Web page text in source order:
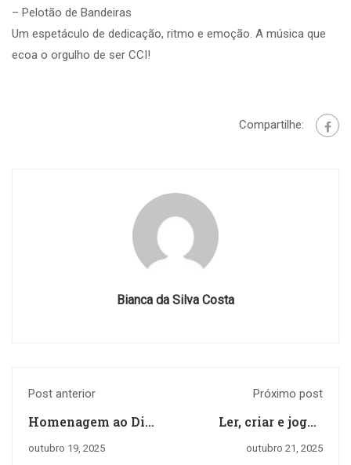
– Pelotão de Bandeiras
Um espetáculo de dedicação, ritmo e emoção. A música que
ecoa o orgulho de ser CCI!
Compartilhe:
Bianca da Silva Costa
Post anterior
Homenagem ao Dia
do Educador
outubro 19, 2025
Próximo post
Ler, criar e jogar:
uma aventura
outubro 21, 2025